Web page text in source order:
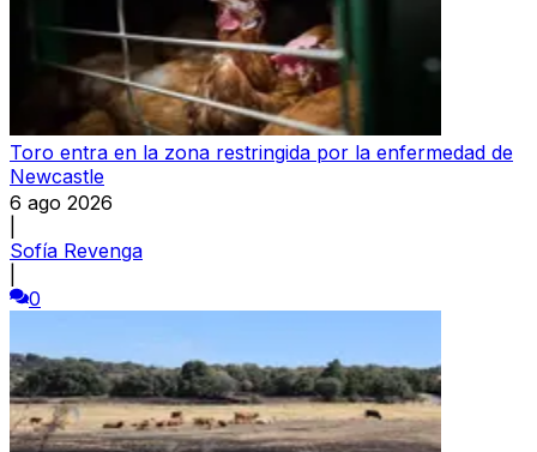
Toro entra en la zona restringida por la enfermedad de
Newcastle
6 ago 2026
Sofía Revenga
0